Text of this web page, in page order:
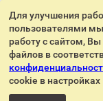
Для улучшения
пользователями
работу с сайтом,
файлов в
cookie в